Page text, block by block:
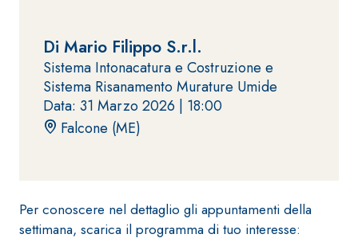
Di Mario Filippo S.r.l.
Sistema Intonacatura e Costruzione e
Sistema Risanamento Murature Umide
Data: 31 Marzo 2026 | 18:00
Falcone (ME)
Per conoscere nel dettaglio gli appuntamenti della
settimana, scarica il programma di tuo interesse:
INTONACATURA E
COSTRUZIONE
PRODOTTI A BASE
CALCE AEREA
KB 13 EVOLUTION
Intonaco di fondo
aerea, per interni
ed esterni
GYPSOTECH
GypsoLIGNUM
Lastra in